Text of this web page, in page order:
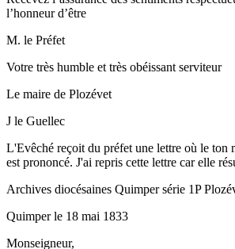
l’honneur d’être
M. le Préfet
Votre très humble et très obéissant serviteur
Le maire de Plozévet
J le Guellec
L'Evêché reçoit du préfet une lettre où le ton
est prononcé. J'ai repris cette lettre car elle
Archives diocésaines Quimper série 1P
Quimper le 18 mai 1833
Monseigneur,